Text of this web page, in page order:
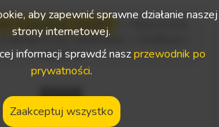
Transline GmbH
Kierowca
lokalnym – Cottbus i
okolice
aby zapewnić sprawne działanie naszej
strony internetowej.
informacji sprawdź naszprzewodnik po
prywatności.
Zaakceptuj wszystko